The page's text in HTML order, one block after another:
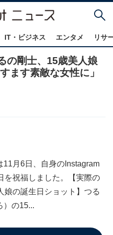
IT・ビジネス エンタメ リサ
の剛士、15歳美人娘
ます素敵な女性に」
11月6日、自身のInstagram
を祝福しました。【実際の
娘の誕生日ショット】つる
）の15...